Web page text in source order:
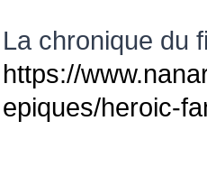
La chronique du
https://
epiques/heroic-